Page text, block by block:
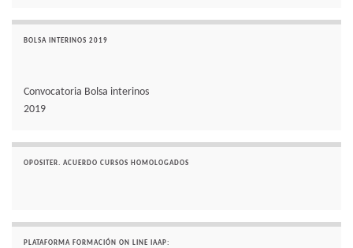
BOLSA INTERINOS 2019
Convocatoria Bolsa interinos
2019
OPOSITER. ACUERDO CURSOS HOMOLOGADOS
PLATAFORMA FORMACIÓN ON LINE IAAP: